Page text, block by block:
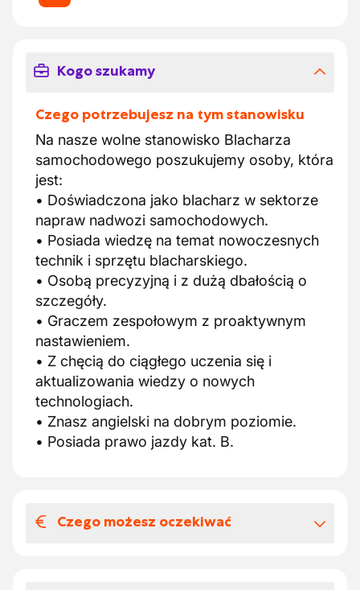
Kogo szukamy
Czego potrzebujesz na tym stanowisku
Na nasze wolne stanowisko Blacharza
samochodowego poszukujemy osoby, która
jest:
• Doświadczona jako blacharz w sektorze
napraw nadwozi samochodowych.
• Posiada wiedzę na temat nowoczesnych
technik i sprzętu blacharskiego.
• Osobą precyzyjną i z dużą dbałością o
szczegóły.
• Graczem zespołowym z proaktywnym
nastawieniem.
• Z chęcią do ciągłego uczenia się i
aktualizowania wiedzy o nowych
technologiach.
• Znasz angielski na dobrym poziomie.
• Posiada prawo jazdy kat. B.
Czego możesz oczekiwać